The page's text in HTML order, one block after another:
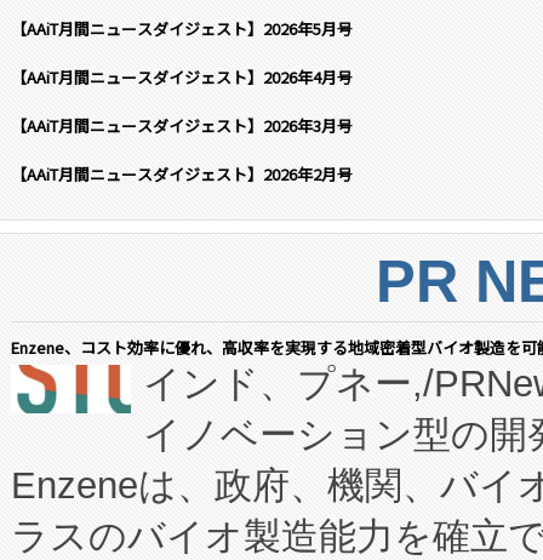
【AAiT月間ニュースダイジェスト】2026年5月号
【AAiT月間ニュースダイジェスト】2026年4月号
【AAiT月間ニュースダイジェスト】2026年3月号
【AAiT月間ニュースダイジェスト】2026年2月号
PR
Enzene、コスト効率に優れ、高収率を実現する地域密着型バイオ製造を
インド、プネー,/
イノベーション型の
Enzeneは、政府、機関、バイ
ラスのバイオ製造能力を確立